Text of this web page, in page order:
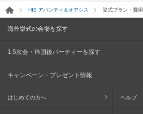
HIS アバンティ＆オアシス 挙式プラン・費用
海外挙式の会場を探す
1.5次会・帰国後パーティーを探す
キャンペーン・プレゼント情報
はじめての方へ ヘルプ